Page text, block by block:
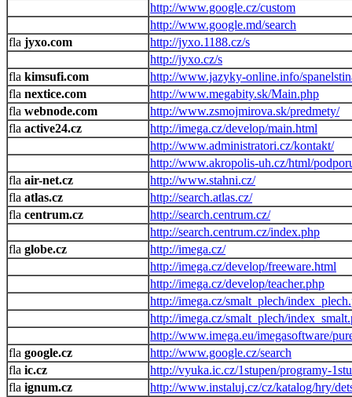
http://www.google.cz/custom
http://www.google.md/search
jyxo.com
http://jyxo.1188.cz/s
http://jyxo.cz/s
kimsufi.com
http://www.jazyky-online.info/
nextice.com
http://www.megabity.sk/Main.php
webnode.com
http://www.zsmojmirova.sk/predmety/
active24.cz
http://imega.cz/develop/main.html
http://www.administratori.cz/kontakt/
http://www.akropolis-uh.cz/html/
air-net.cz
http://www.stahni.cz/
atlas.cz
http://search.atlas.cz/
centrum.cz
http://search.centrum.cz/
http://search.centrum.cz/index.php
globe.cz
http://imega.cz/
http://imega.cz/develop/freeware.html
http://imega.cz/develop/teacher.php
http://imega.cz/smalt_plech/
http://imega.cz/smalt_plech/
http://www.imega.eu/imegasoftware/
google.cz
http://www.google.cz/search
ic.cz
http://vyuka.ic.cz/1stupen/programy-
ignum.cz
http://www.instaluj.cz/cz/katalog/hry/